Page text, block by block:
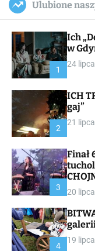
c
a
a
s
W
i
e
Ulubione
1
Ich
w
24
2
ICH
gaj”
21
3
Finał 67 DBT.
20
4
19